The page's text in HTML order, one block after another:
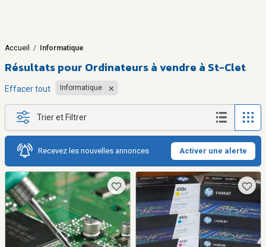
Accueil / Informatique
Résultats pour Ordinateurs à vendre à St-Clet
Effacer tout Informatique
Trier et Filtrer
Recevez les nouvelles annonces Activer une alerte